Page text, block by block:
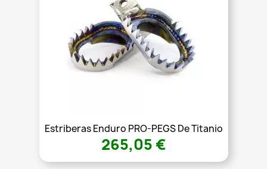
Estriberas Enduro PRO-PEGS De Titanio
265,05 €